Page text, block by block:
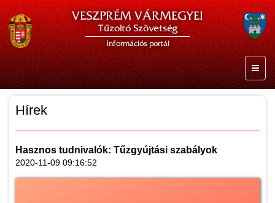
VESZPRÉM VÁRMEGYEI
Tűzoltó Szövetség
Információs portál
Hírek
Hasznos tudnivalók: Tűzgyújtási szabályok
2020-11-09 09:16:52